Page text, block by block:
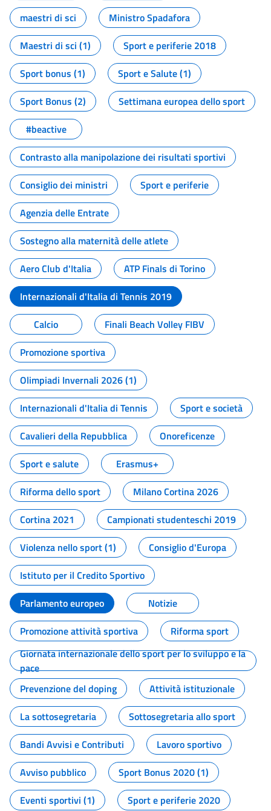
maestri di sci
Ministro Spadafora
Maestri di sci (1)
Sport e periferie 2018
Sport bonus (1)
Sport e Salute (1)
Sport Bonus (2)
Settimana europea dello sport
#beactive
Contrasto alla manipolazione dei risultati sportivi
Consiglio dei ministri
Sport e periferie
Agenzia delle Entrate
Sostegno alla maternità delle atlete
Aero Club d'Italia
ATP Finals di Torino
Internazionali d'Italia di Tennis 2019
Calcio
Finali Beach Volley FIBV
Promozione sportiva
Olimpiadi Invernali 2026 (1)
Internazionali d'Italia di Tennis
Sport e società
Cavalieri della Repubblica
Onoreficenze
Sport e salute
Erasmus+
Riforma dello sport
Milano Cortina 2026
Cortina 2021
Campionati studenteschi 2019
Violenza nello sport (1)
Consiglio d'Europa
Istituto per il Credito Sportivo
Parlamento europeo
Notizie
Promozione attività sportiva
Riforma sport
Giornata internazionale dello sport per lo sviluppo e la
pace
Prevenzione del doping
Attività istituzionale
La sottosegretaria
Sottosegretaria allo sport
Bandi Avvisi e Contributi
Lavoro sportivo
Avviso pubblico
Sport Bonus 2020 (1)
Eventi sportivi (1)
Sport e periferie 2020